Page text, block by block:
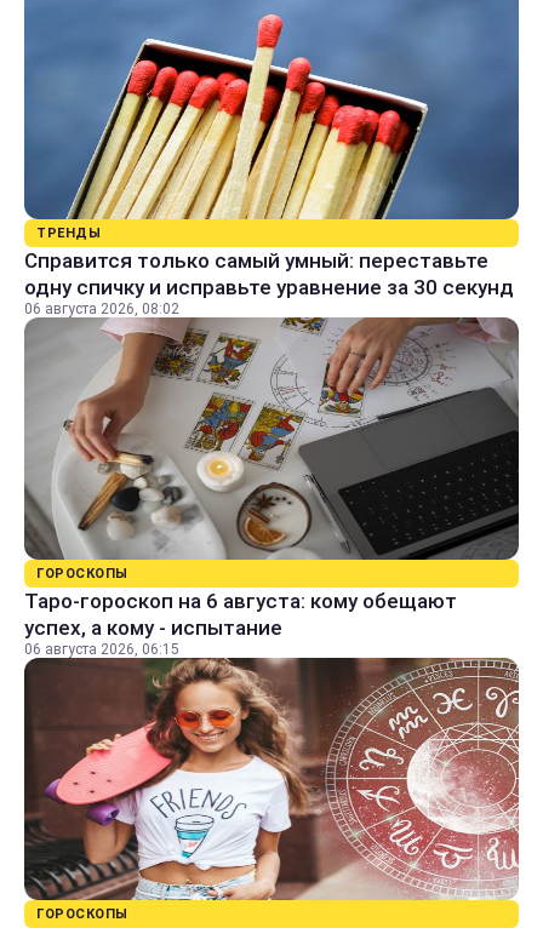
ТРЕНДЫ
Справится только самый умный: переставьте
одну спичку и исправьте уравнение за 30 секунд
06 августа 2026, 08:02
ГОРОСКОПЫ
Таро-гороскоп на 6 августа: кому обещают
успех, а кому - испытание
06 августа 2026, 06:15
ГОРОСКОПЫ